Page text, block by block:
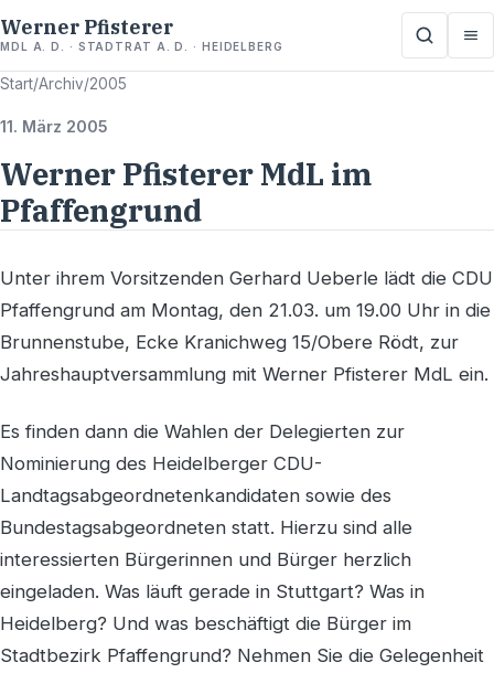
Werner Pfisterer
MDL A. D. · STADTRAT A. D. · HEIDELBERG
Start/Archiv/2005
11. März 2005
Werner Pfisterer MdL im
Pfaffengrund
Unter ihrem Vorsitzenden Gerhard Ueberle lädt die CDU
Pfaffengrund am Montag, den 21.03. um 19.00 Uhr in die
Brunnenstube, Ecke Kranichweg 15/Obere Rödt, zur
Jahreshauptversammlung mit Werner Pfisterer MdL ein.
Es finden dann die Wahlen der Delegierten zur
Nominierung des Heidelberger CDU-
Landtagsabgeordnetenkandidaten sowie des
Bundestagsabgeordneten statt. Hierzu sind alle
interessierten Bürgerinnen und Bürger herzlich
eingeladen. Was läuft gerade in Stuttgart? Was in
Heidelberg? Und was beschäftigt die Bürger im
Stadtbezirk Pfaffengrund? Nehmen Sie die Gelegenheit